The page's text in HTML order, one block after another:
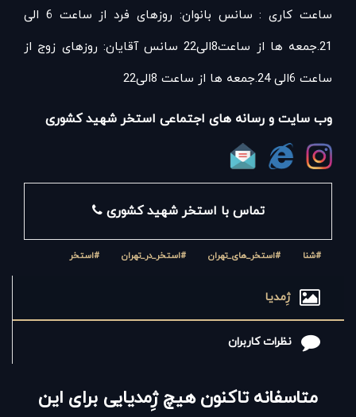
ساعت کاری : سانس بانوان: روزهای فرد از ساعت 6 الی
21.جمعه ها از ساعت8الی22 سانس آقایان: روزهای زوج از
ساعت 6الی 24.جمعه ها از ساعت 8الی22
وب سایت و رسانه های اجتماعی استخر شهید کشوری
تماس با استخر شهید کشوری
#شنا #استخر_های_تهران #استخر_در_تهران #استخر
ژِمدیا
نظرات کاربران
متاسفانه تاکنون هیچ ژِمدیایی برای این